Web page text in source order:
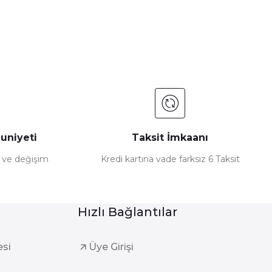
ve değişim
Taksit İmkaanı
Kredi kartına vade farksız 6 Taksit
Hızlı Bağlantılar
Üye Girişi